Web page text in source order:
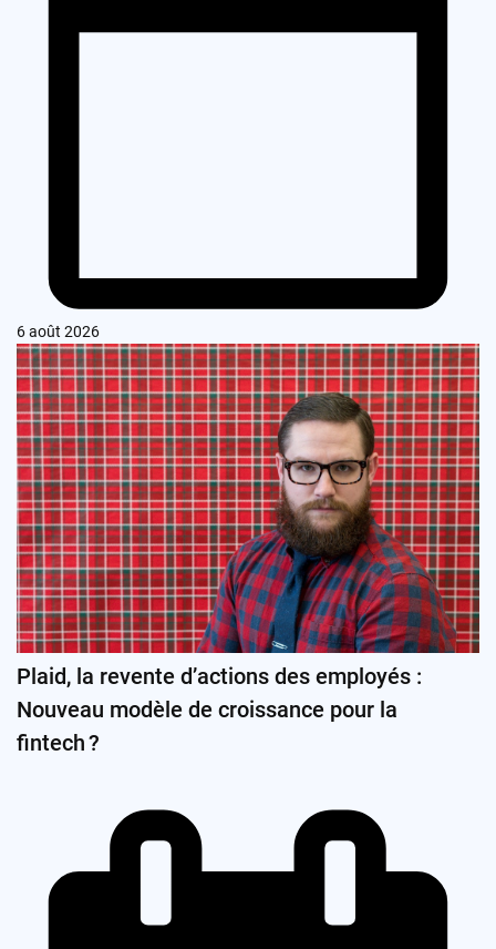
6 août 2026
Plaid, la revente d’actions des employés :
Nouveau modèle de croissance pour la
fintech ?